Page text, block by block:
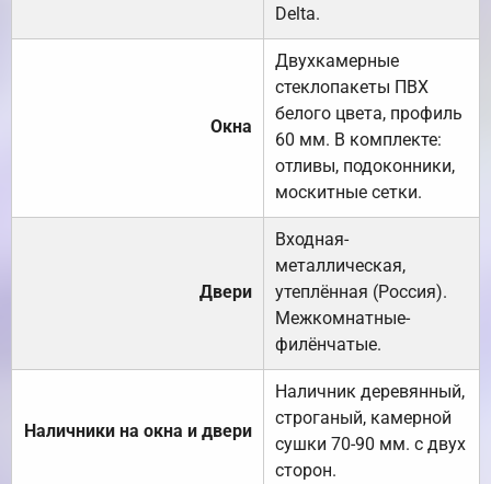
Delta.
Окна
Двухкамерные
стеклопакеты ПВХ
белого цвета, профиль
60 мм. В комплекте:
отливы, подоконники,
москитные сетки.
Двери
Входная-
металлическая,
утеплённая (Россия).
Межкомнатные-
филёнчатые.
Наличники на окна и двери
Наличник деревянный,
строганый, камерной
сушки 70-90 мм. с двух
сторон.